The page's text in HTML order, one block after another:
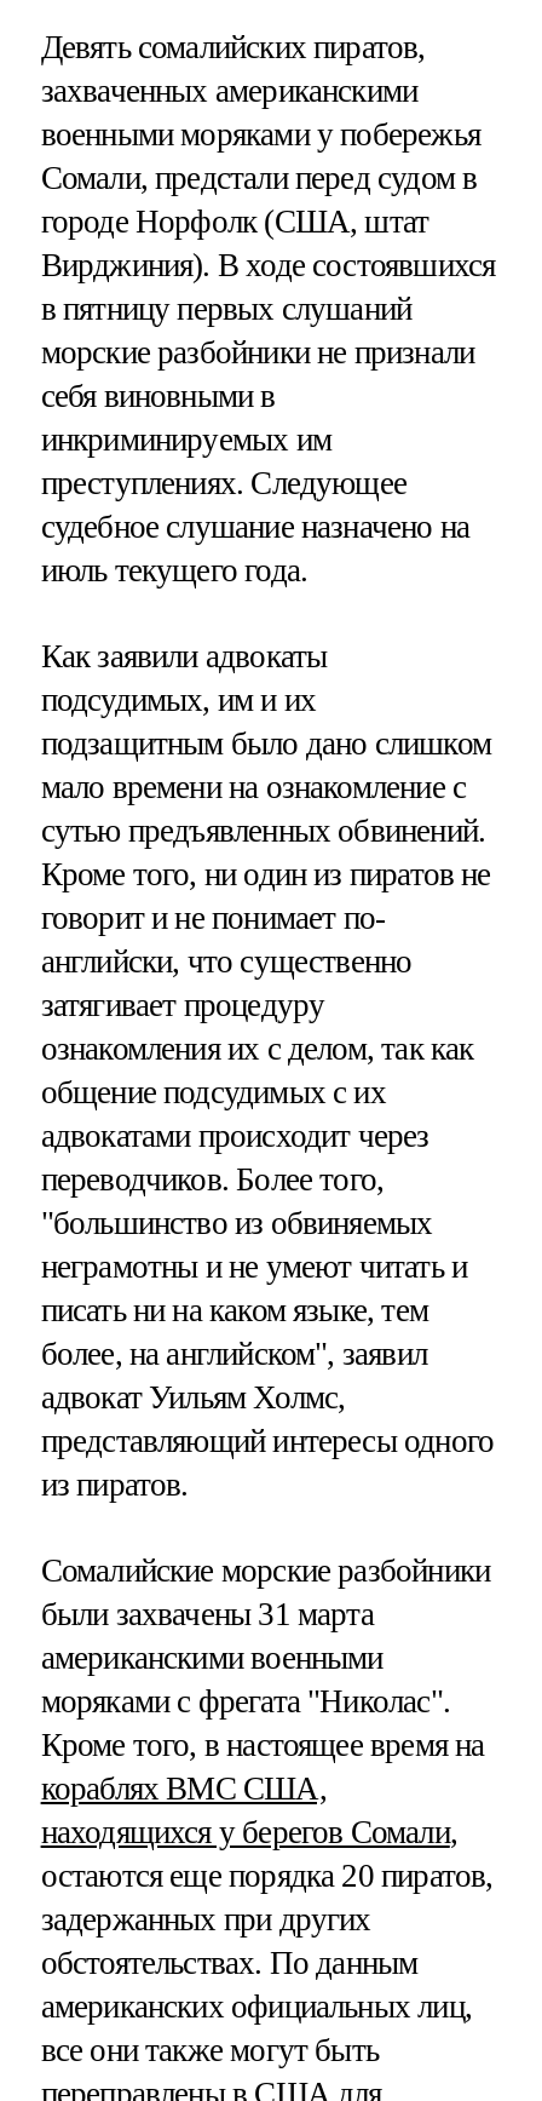
Девять сомалийских пиратов,
захваченных американскими
военными моряками у побережья
Сомали, предстали перед судом в
городе Норфолк (США, штат
Вирджиния). В ходе состоявшихся
в пятницу первых слушаний
морские разбойники не признали
себя виновными в
инкриминируемых им
преступлениях. Следующее
судебное слушание назначено на
июль текущего года.
Как заявили адвокаты
подсудимых, им и их
подзащитным было дано слишком
мало времени на ознакомление с
сутью предъявленных обвинений.
Кроме того, ни один из пиратов не
говорит и не понимает по-
английски, что существенно
затягивает процедуру
ознакомления их с делом, так как
общение подсудимых с их
адвокатами происходит через
переводчиков. Более того,
"большинство из обвиняемых
неграмотны и не умеют читать и
писать ни на каком языке, тем
более, на английском", заявил
адвокат Уильям Холмс,
представляющий интересы одного
из пиратов.
Сомалийские морские разбойники
были захвачены 31 марта
американскими военными
моряками с фрегата "Николас".
Кроме того, в настоящее время на
кораблях ВМС США,
находящихся у берегов Сомали,
остаются еще порядка 20 пиратов,
задержанных при других
обстоятельствах. По данным
американских официальных лиц,
все они также могут быть